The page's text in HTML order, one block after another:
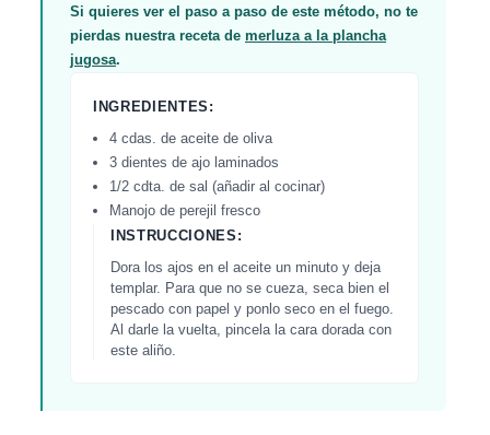
Si quieres ver el paso a paso de este método, no te
pierdas nuestra receta de merluza a la plancha
jugosa.
INGREDIENTES:
4 cdas. de aceite de oliva
3 dientes de ajo laminados
1/2 cdta. de sal (añadir al cocinar)
Manojo de perejil fresco
INSTRUCCIONES:
Dora los ajos en el aceite un minuto y deja
templar. Para que no se cueza, seca bien el
pescado con papel y ponlo seco en el fuego.
Al darle la vuelta, pincela la cara dorada con
este aliño.